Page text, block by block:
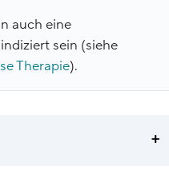
auch eine
sein (siehe
Therapie).